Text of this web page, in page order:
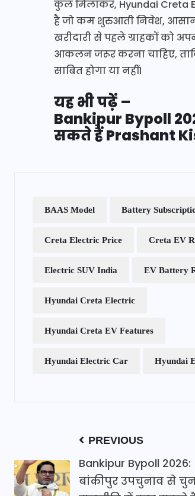
कुल मिलाकर, Hyundai Creta
है जो कम शुरुआती निवेश, आसान
खरीदारी से पहले ग्राहकों को
आकलन जरूर करना चाहिए,
साबित होगा या नहीं।
यह भी पढ़ें –
Bankipur Bypoll
सकते हैं Prashant
BAAS Model Battery
Creta Electric Price Creta EV
Electric SUV India EV Battery
Hyundai Creta Electric
Hyundai Creta EV Features
Hyundai Electric Car Hyundai
PREVIOUS
Bankipur Bypoll 2026:
बांकीपुर उपचुनाव से